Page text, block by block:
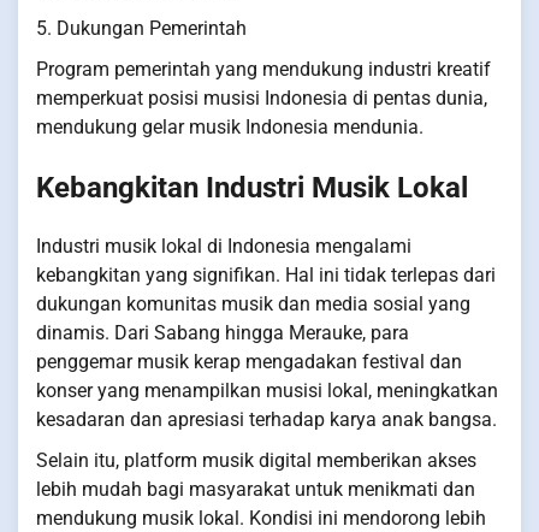
5. Dukungan Pemerintah
Program pemerintah yang mendukung industri kreatif
memperkuat posisi musisi Indonesia di pentas dunia,
mendukung gelar musik Indonesia mendunia.
Kebangkitan Industri Musik Lokal
Industri musik lokal di Indonesia mengalami
kebangkitan yang signifikan. Hal ini tidak terlepas dari
dukungan komunitas musik dan media sosial yang
dinamis. Dari Sabang hingga Merauke, para
penggemar musik kerap mengadakan festival dan
konser yang menampilkan musisi lokal, meningkatkan
kesadaran dan apresiasi terhadap karya anak bangsa.
Selain itu, platform musik digital memberikan akses
lebih mudah bagi masyarakat untuk menikmati dan
mendukung musik lokal. Kondisi ini mendorong lebih